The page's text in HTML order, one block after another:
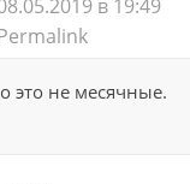
в 19:49
это не месячные.